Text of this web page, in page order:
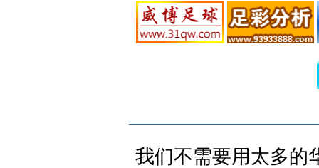
我们不需要用太多的